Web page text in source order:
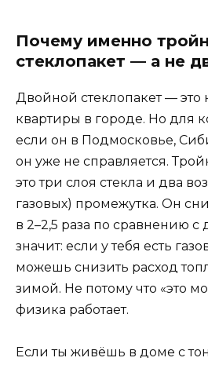
Почему именно
стеклопакет — а не
Двойной стеклопакет — это
квартиры в городе. Но для
если он в Подмосковье,
он уже не справляется.
это три слоя стекла и два
газовых) промежутка. Он
в 2–2,5 раза по сравнению с
значит: если у тебя есть
можешь снизить расход
зимой. Не потому что «это
физика работает.
Если ты живёшь в доме с